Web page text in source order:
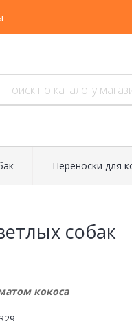
Переноски для
собак
кокоса